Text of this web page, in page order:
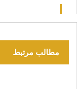
مطالب مرتبط